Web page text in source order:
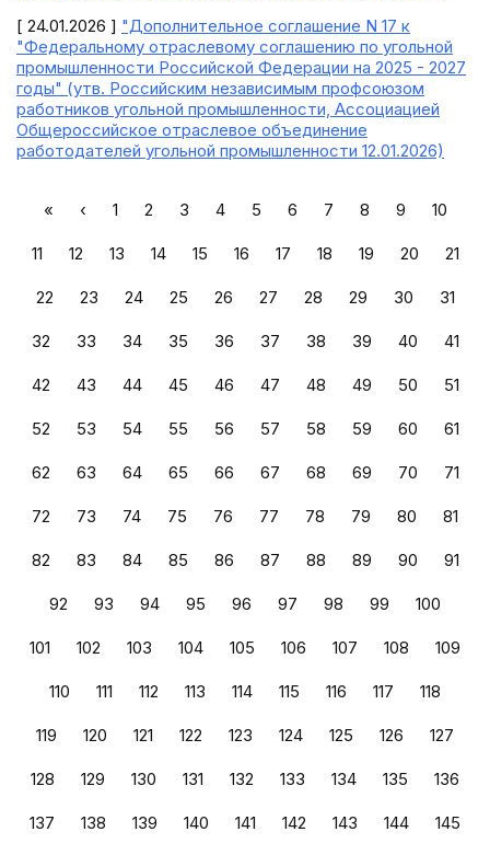
[ 24.01.2026 ] "Дополнительное соглашение N 17 к
"Федеральному отраслевому соглашению по угольной
промышленности Российской Федерации на 2025 - 2027
годы" (утв. Российским независимым профсоюзом
работников угольной промышленности, Ассоциацией
Общероссийское отраслевое объединение
работодателей угольной промышленности 12.01.2026)
« ‹ 1 2 3 4 5 6 7 8 9 10
11 12 13 14 15 16 17 18 19 20 21
22 23 24 25 26 27 28 29 30 31
32 33 34 35 36 37 38 39 40 41
42 43 44 45 46 47 48 49 50 51
52 53 54 55 56 57 58 59 60 61
62 63 64 65 66 67 68 69 70 71
72 73 74 75 76 77 78 79 80 81
82 83 84 85 86 87 88 89 90 91
92 93 94 95 96 97 98 99 100
101 102 103 104 105 106 107 108 109
110 111 112 113 114 115 116 117 118
119 120 121 122 123 124 125 126 127
128 129 130 131 132 133 134 135 136
137 138 139 140 141 142 143 144 145